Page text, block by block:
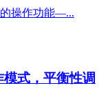
操作功能—...
式，平衡性调